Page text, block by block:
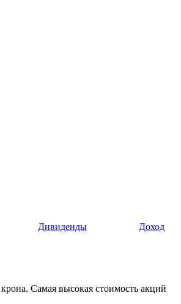
Дивиденды Доход
Самая высокая стоимость акций